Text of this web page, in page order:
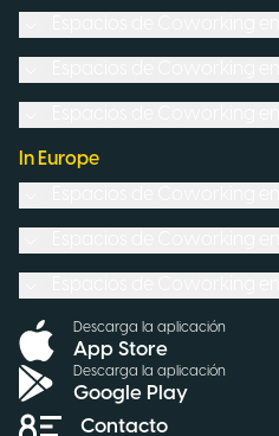
In Europe
Descarga la aplicación
App Store
Descarga la aplicación
Google Play
Contacto